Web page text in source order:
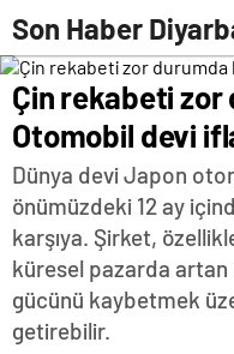
Son Haber
Çin rekabeti zor
Otomobil devi
Dünya devi Japon
önümüzdeki 12 ay
karşıya. Şirket,
küresel pazarda
gücünü kaybetmek
getirebilir.